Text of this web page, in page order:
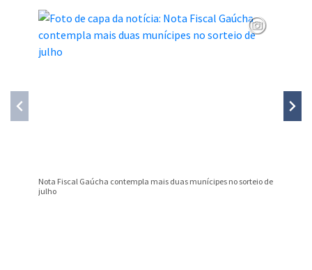
Nota Fiscal Gaúcha contempla mais duas munícipes no sorteio de
julho